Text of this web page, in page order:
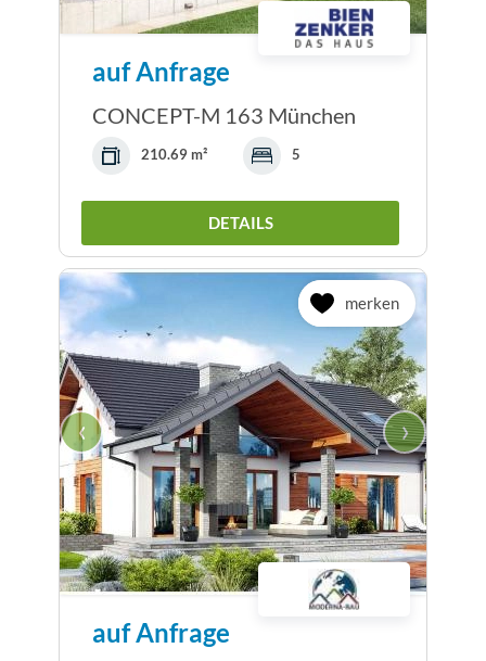
auf Anfrage
CONCEPT-M 163 München
210.69 m² 5
DETAILS
merken
‹ ›
auf Anfrage